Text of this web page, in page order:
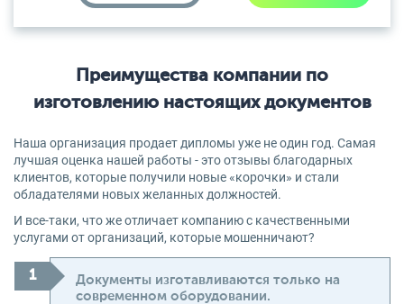
Преимущества компании по
изготовлению настоящих документов
Наша организация продает дипломы уже не один год. Самая
лучшая оценка нашей работы - это отзывы благодарных
клиентов, которые получили новые «корочки» и стали
обладателями новых желанных должностей.
И все-таки, что же отличает компанию с качественными
услугами от организаций, которые мошенничают?
Документы изготавливаются только на
современном оборудовании.